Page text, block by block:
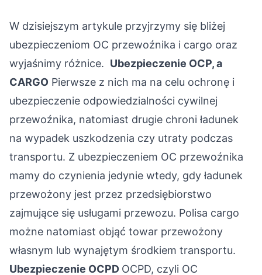
W dzisiejszym artykule przyjrzymy się bliżej
ubezpieczeniom OC przewoźnika i cargo oraz
wyjaśnimy różnice. Ubezpieczenie OCP, a
CARGO Pierwsze z nich ma na celu ochronę i
ubezpieczenie odpowiedzialności cywilnej
przewoźnika, natomiast drugie chroni ładunek
na wypadek uszkodzenia czy utraty podczas
transportu. Z ubezpieczeniem OC przewoźnika
mamy do czynienia jedynie wtedy, gdy ładunek
przewożony jest przez przedsiębiorstwo
zajmujące się usługami przewozu. Polisa cargo
możne natomiast objąć towar przewożony
własnym lub wynajętym środkiem transportu.
Ubezpieczenie OCPD OCPD, czyli OC